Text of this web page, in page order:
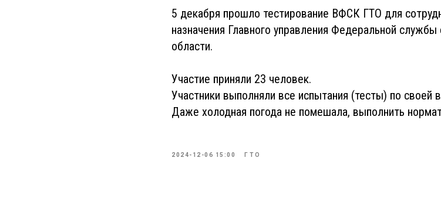
5 декабря прошло тестирование ВФСК ГТО для
назначения Главного управления Федеральной
области.
Участие приняли 23 человек.
Участники выполняли все испытания (тесты) по своей
Даже холодная погода не помешала, выполнить
2024-12-06 15:00 ГТО